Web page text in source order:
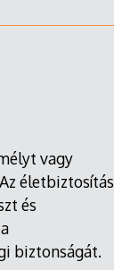
vagy
életbiztosítás
és
biztonságát.